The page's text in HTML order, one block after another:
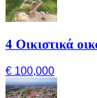
4 Οικιστικά
€ 100,000